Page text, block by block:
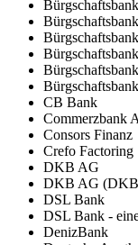
CB Bank
Commerzbank
Consors Finanz
Crefo Factoring
DKB AG
DKB AG (DKB
DSL Bank
DSL Bank -
DenizBank